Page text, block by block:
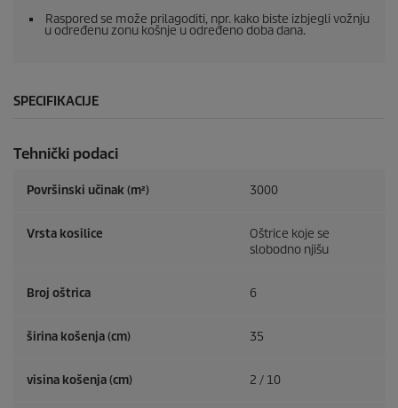
Raspored se može prilagoditi, npr. kako biste izbjegli vožnju
u određenu zonu košnje u određeno doba dana.
SPECIFIKACIJE
Tehnički podaci
Površinski učinak (m²) 3000
Vrsta kosilice
Oštrice koje se
slobodno njišu
Broj oštrica 6
širina košenja (cm) 35
visina košenja (cm) 2 / 10